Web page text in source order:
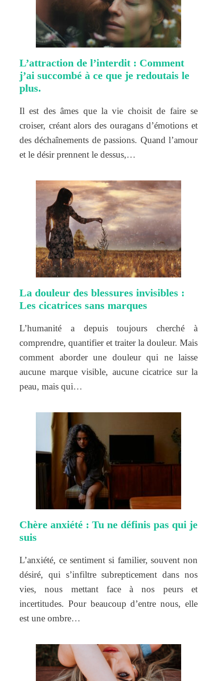
L’attraction de l’interdit : Comment
j’ai succombé à ce que je redoutais le
plus.
Il est des âmes que la vie choisit de faire se
croiser, créant alors des ouragans d’émotions et
des déchaînements de passions. Quand l’amour
et le désir prennent le dessus,…
La douleur des blessures invisibles :
Les cicatrices sans marques
L’humanité a depuis toujours cherché à
comprendre, quantifier et traiter la douleur. Mais
comment aborder une douleur qui ne laisse
aucune marque visible, aucune cicatrice sur la
peau, mais qui…
Chère anxiété : Tu ne définis pas qui je
suis
L’anxiété, ce sentiment si familier, souvent non
désiré, qui s’infiltre subrepticement dans nos
vies, nous mettant face à nos peurs et
incertitudes. Pour beaucoup d’entre nous, elle
est une ombre…